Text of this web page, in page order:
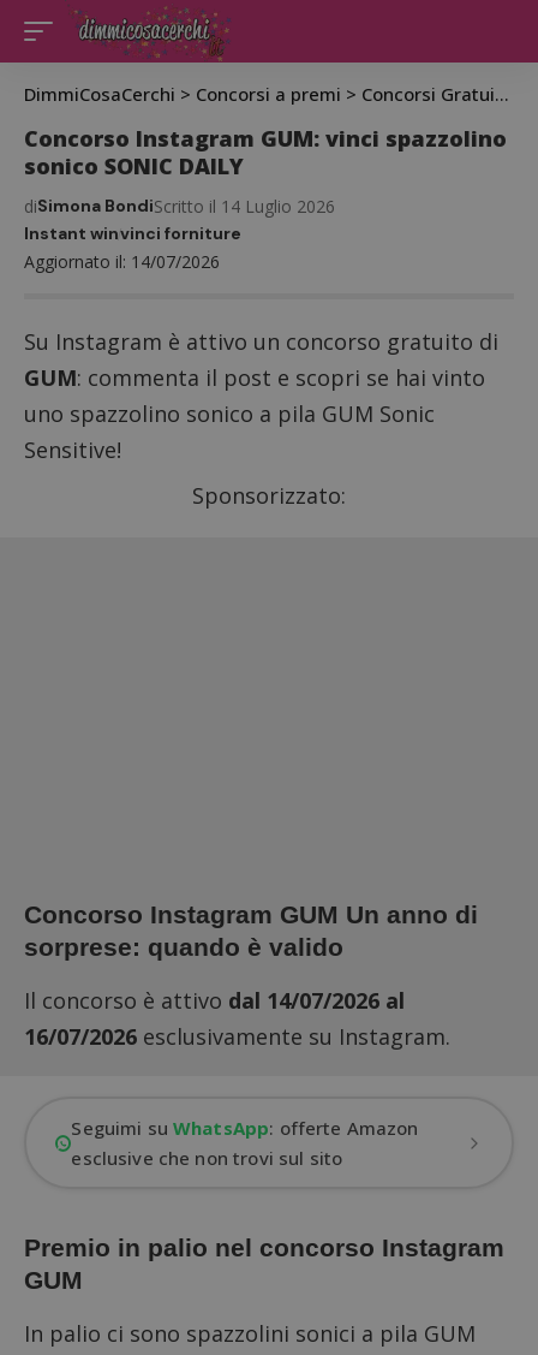
DimmiCosaCerchi > Concorsi a premi > Concorsi Gratuiti >
Concorso Instagram GUM: vinci spazzolino
sonico SONIC DAILY
Aggiornato il: 14/07/2026
diSimona BondiScritto il 14 Luglio 2026
Instant winvinci forniture
Su Instagram è attivo un concorso gratuito di
GUM: commenta il post e scopri se hai vinto
uno spazzolino sonico a pila GUM Sonic
Sensitive!
Sponsorizzato:
Concorso Instagram GUM Un anno di
sorprese: quando è valido
Il concorso è attivo dal 14/07/2026 al
16/07/2026 esclusivamente su Instagram.
Seguimi suWhatsApp: offerte Amazon
esclusive che non trovi sul sito
Premio in palio nel concorso Instagram
GUM
In palio ci sono spazzolini sonici a pila GUM